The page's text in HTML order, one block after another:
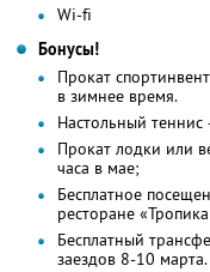
Wi-fi
Бонусы!
Прокат
в зимнее время.
Настольный теннис
Прокат лодки или
часа в мае;
Бесплатное
ресторане
Бесплатный
заездов 8-10 марта.